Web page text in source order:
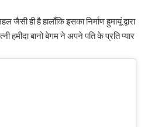
ही है हालाँकि इसका निर्माण हुमायूं द्वारा
हमीदा बानो बेगम ने अपने पति के प्रति प्यार